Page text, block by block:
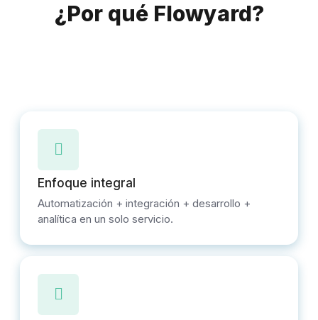
¿Por qué Flowyard?
Enfoque integral
Automatización + integración + desarrollo +
analítica en un solo servicio.